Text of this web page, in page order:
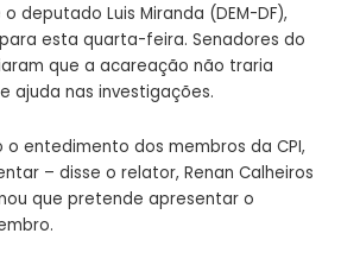
o deputado Luis Miranda (DEM-DF),
esta quarta-feira. Senadores do
que a acareação não traria
ajuda nas investigações.
o entedimento dos membros da CPI,
– disse o relator, Renan Calheiros
que pretende apresentar o